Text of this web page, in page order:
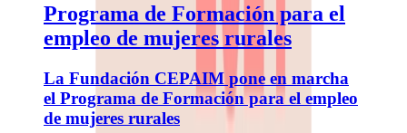
Programa de Formación para el
empleo de mujeres rurales
La Fundación CEPAIM pone en marcha
el Programa de Formación para el empleo
de mujeres rurales